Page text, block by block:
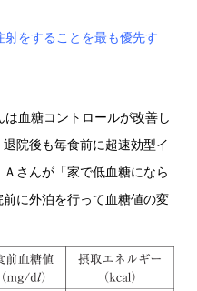
をすることを最も優先す
血糖コントロールが改善し
院後も毎食前に超速効型イ
さんが「家で低血糖になら
に外泊を行って血糖値の変